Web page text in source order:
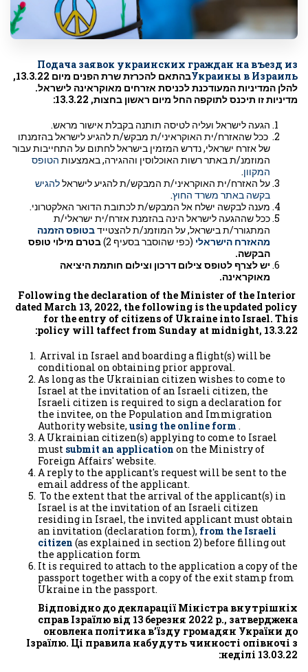
Подача заявок украинских граждан на въезд из
Украины в Израиль
בהתאם להכרזת שרת הפנים מיום 13.3.22,
להלן המדיניות המעודכנת לכניסת אזרחים מאוקראינה לישראל.
מדיניות זו תיכנס לתוקפה החל מיום ראשון בחצות, 13.3.22:
הגעה לישראל ועליה לטיסה תותנה בקבלת אישור מראש.
ככל שהאזרח/ית האוקראיני/ת מבקש/ת להגיע לישראל בהזמנתו
של אזרח ישראלי, נדרש המזמין בישראל לחתום על התחייבות עבור
המוזמנ/ת באתר רשות האוכלוסין וההגירה, באמצעות הטופס
המקוון.
על האזרח/ית האוקראיני/ת המבקש/ת להגיע לישראללהגיש
בקשה באתר משרד החוץ.
מענה לבקשה ישלח אל המבקש/ת לכתובת הדואר האלקטרוני.
ככל שההגעה לישראל הינה בהזמנת אזרח/ית ישראלי/ת
המתגורר/ת בישראל, על המוזמנ/ת להצטיידבטופס הזמנה
מהאזרח הישראלי (כפי שהוסבר בסעיף 2)
בטרם מילוי טופס
הבקשה.
יש לצרף לטופס צילום דרכון וצילום חותמת היציאה
מאוקראינה.
Following the declaration of the Minister of the Interior
dated March 13, 2022, the following is the updated policy
for the entry of citizens of Ukraine into Israel. This
policy will taffect from Sunday at midnight, 13.3.22:
Arrival in Israel and boarding a flight(s) will be
conditional on obtaining prior approval.
As long as the Ukrainian citizen wishes to come to
Israel at the invitation of an Israeli citizen, the
Israeli citizen is required to sign a declaration for
the invitee, on the Population and Immigration
Authority website, using the online form .
A Ukrainian citizen(s) applying to come to Israel
must submit an application on the Ministry of
Foreign Affairs' website.
A reply to the applicant's request will be sent to the
email address of the applicant.
To the extent that the arrival of the applicant(s) in
Israel is at the invitation of an Israeli citizen
residing in Israel, the invited applicant must obtain
an invitation (declaration form), from the Israeli
citizen (as explained in section 2) before filling out
the application form
It is required to attach to the application a copy of the
passport together with a copy of the exit stamp from
Ukraine in the passport.
Відповідно до декларації Міністра внутрішніх
справ Ізраїлю від 13 березня 2022 р., затверджена
оновлена політика в’їзду громадян України до
Ізраїлю. Ці правила набудуть чинності опівночі з
неділі 13.03.22: